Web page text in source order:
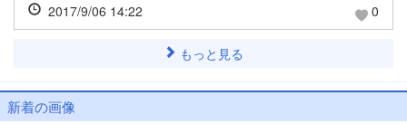
2017/9/06 14:22
0
もっと見る
新着の画像